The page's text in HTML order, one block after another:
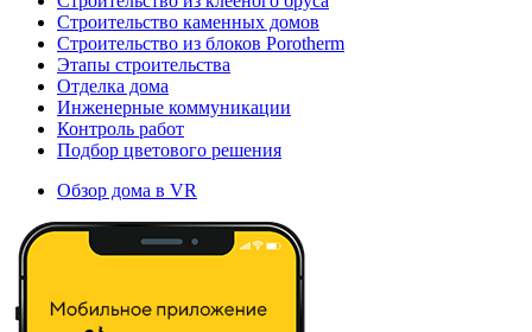
Строительство каменных домов
Строительство из блоков Porotherm
Этапы строительства
Отделка дома
Инженерные коммуникации
Контроль работ
Подбор цветового решения
Обзор дома в VR